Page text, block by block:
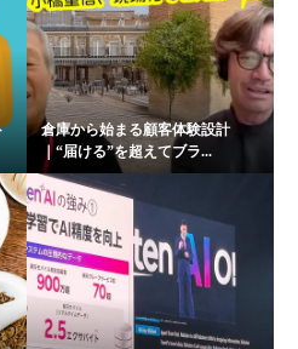
倉庫から始まる顧客体験設計
｜“届ける”を超えてブラ...